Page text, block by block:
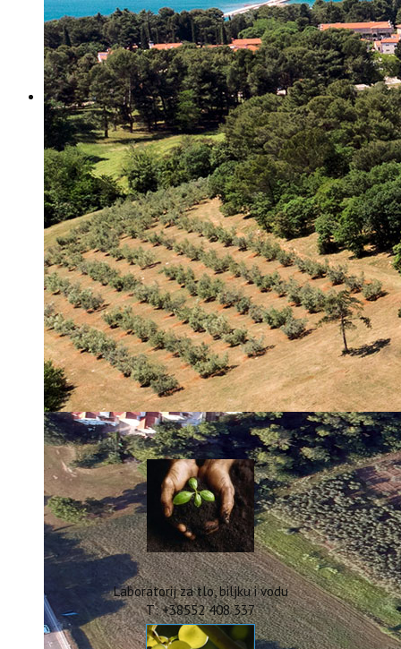
Euraxess
Misija i vizija
Upravno Vijeće
Rad Upravnog vijeća
Znanstveno Vijeće
Rad Znanstvenog vijeća
Etičko povjerenstvo
Etički kodeks
Financiranje
Proračun
Potpore
PROGRAMSKO FINANCIRANJE
Izvještavanje po uredbi
Projekti Instituta
Dialogue4Tourism
REVIVE
WASTEREDUCE
MITOMED+
WINTERMED
CASTWATER
INHERIT
CONSUMLESS PLUS
IstraOILFest
ARHIVA PROJEKATA
IstraECOinclusive
Izdavačka djelatnost
Izbor u znanstvena zvanja
Dokumenti
Statut
Strategija
CIP
Pravo na pristup informacijama
Zaštita osobnih podataka
Laboratorij za tlo, biljku i vodu
T: +38552 408 337